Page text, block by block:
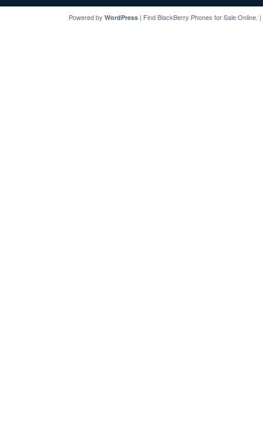
Powered by WordPress | Find BlackBerry Phones for SaleOnline.